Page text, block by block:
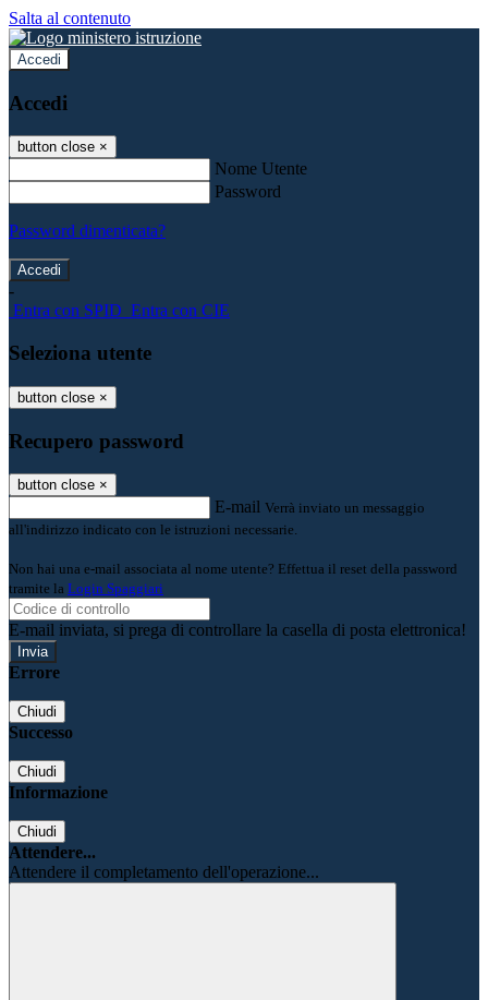
Salta al contenuto
Accedi
Accedi
button close ×
Nome Utente
Password
Password dimenticata?
-
Entra con SPID Entra con CIE
Seleziona utente
button close ×
Recupero password
button close ×
E-mail Verrà inviato un messaggio
all'indirizzo indicato con le istruzioni necessarie.
Non hai una e-mail associata al nome utente? Effettua il reset della password
tramite la Login Spaggiari
E-mail inviata, si prega di controllare la casella di posta elettronica!
Errore
Chiudi
Successo
Chiudi
Informazione
Chiudi
Attendere...
Attendere il completamento dell'operazione...